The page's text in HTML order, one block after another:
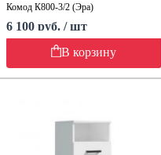
Комод К800-3/2 (Эра)
6 100 руб. / шт
В корзину